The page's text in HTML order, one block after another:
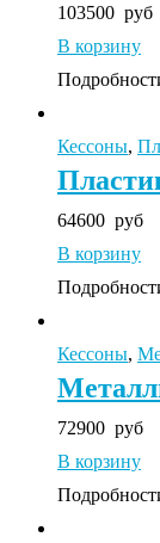
103500 руб
В корзину
Кессоны,
64600 руб
В корзину
Кессоны,
72900 руб
В корзину